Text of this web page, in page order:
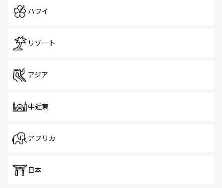
ハワイ
リゾート
アジア
中近東
アフリカ
日本